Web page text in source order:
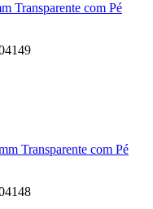
Transparente com Pé
Transparente com Pé